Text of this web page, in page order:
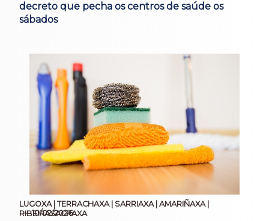
decreto que pecha os centros de saúde os
sábados
LUGOXA | TERRACHAXA | SARRIAXA | AMARIÑAXA |
RIBEIRASACRAXA
10/02/2026